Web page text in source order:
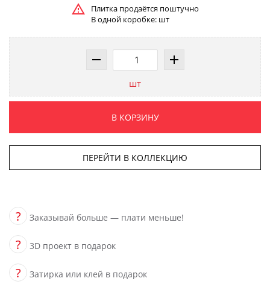
Плитка продаётся поштучно
В одной коробке: шт
шт
В КОРЗИНУ
ПЕРЕЙТИ В КОЛЛЕКЦИЮ
? Заказывай больше — плати меньше!
? 3D проект в подарок
? Затирка или клей в подарок